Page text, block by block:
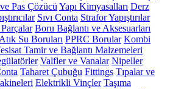
Pas Çözücü Yapı Kimyasalları Derz
Sıvı Conta Strafor Yapıştırılar
Boru Bağlantı ve Aksesuarları
Atık Su Boruları PPRC Borular Kombi
Tamir ve Bağlantı Malzemeleri
Valfler ve Vanalar Nipeller
Taharet Çubuğu Fittings Tıpalar ve
Elektrikli Vinçler Taşıma